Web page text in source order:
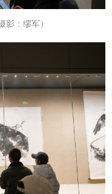
影：缪军）